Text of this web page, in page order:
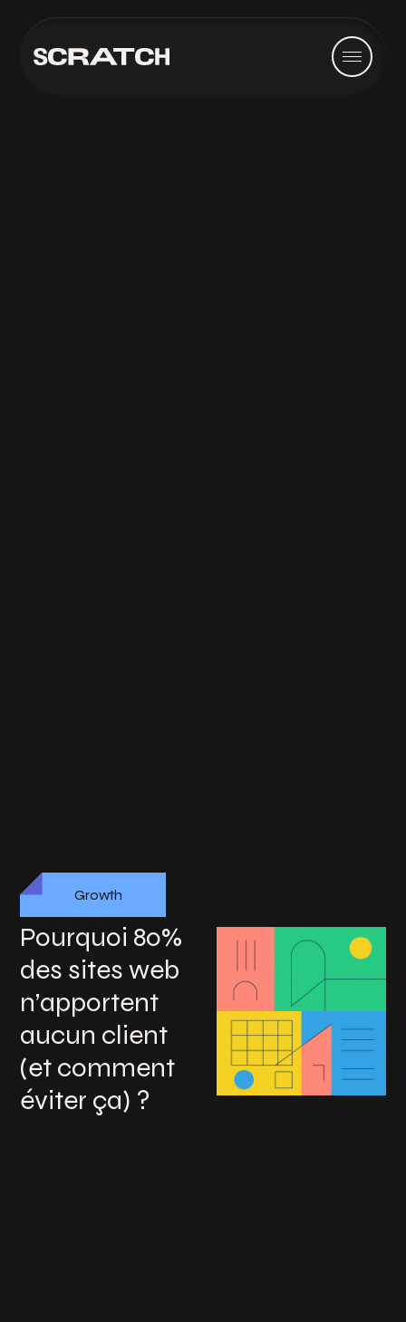
Growth
Pourquoi 80%
des sites web
n’apportent
aucun client
(et comment
éviter ça) ?